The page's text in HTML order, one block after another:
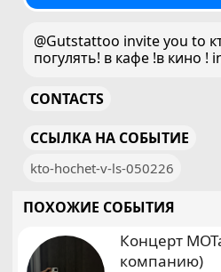
@Gutstattoo invite you to
погулять! в кафе !в кино !
CONTACTS
ССЫЛКА НА СОБЫТИЕ
kto-hochet-v-ls-050226
ПОХОЖИЕ СОБЫТИЯ
Концерт
компанию)